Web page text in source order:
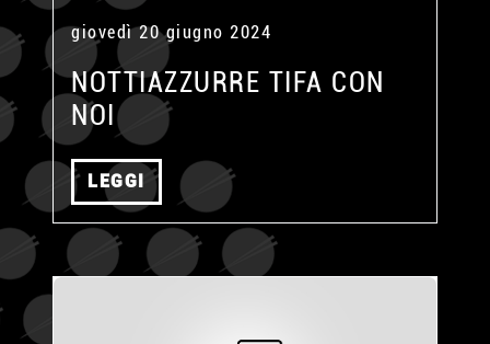
giovedì 20 giugno 2024
NOTTIAZZURRE TIFA CON
NOI
LEGGI